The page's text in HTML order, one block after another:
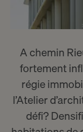
A chemin
fortement
régie
l’Atelier
défi?